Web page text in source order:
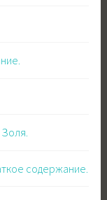
содержание.